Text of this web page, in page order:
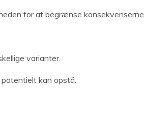
for at begrænse konsekvenserne.
varianter.
kan opstå.